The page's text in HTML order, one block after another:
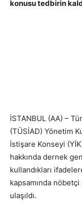
konusu tedbirin
İSTANBUL (AA) –
(TÜSİAD) Yönetim
İstişare Konseyi
hakkında dernek
kullandıkları
kapsamında
ulaşıldı.